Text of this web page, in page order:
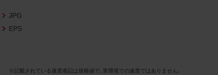
JPG
EPS
※記載されている速度表記は規格値で、実環境での速度ではありません。